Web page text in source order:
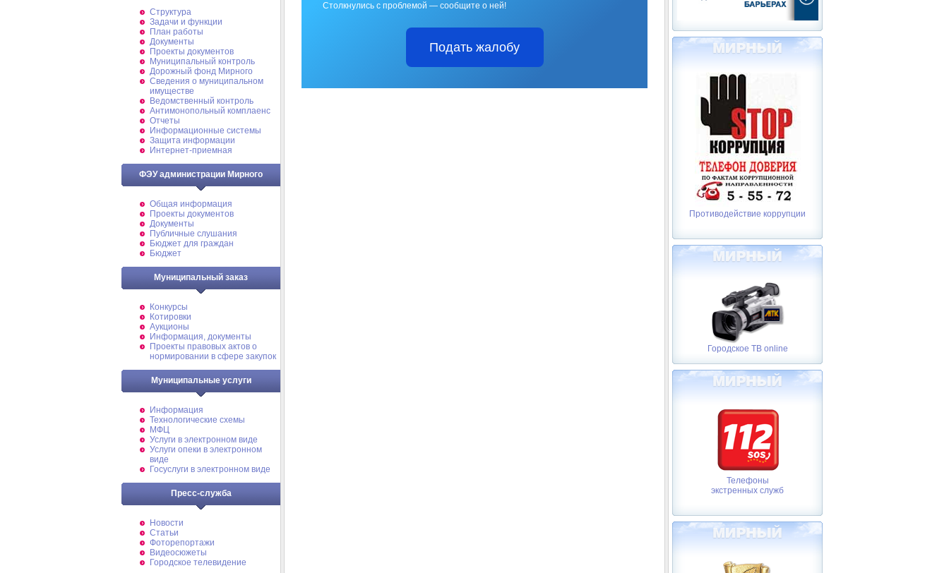
Структура
Задачи и функции
План работы
Документы
Проекты документов
Муниципальный контроль
Дорожный фонд Мирного
Cведения о муниципальном
имуществе
Ведомственный контроль
Антимонопольный комплаенс
Отчеты
Информационные системы
Защита информации
Интернет-приемная
ФЭУ администрации Мирного
Общая информация
Проекты документов
Документы
Публичные слушания
Бюджет для граждан
Бюджет
Муниципальный заказ
Конкурсы
Котировки
Аукционы
Информация, документы
Проекты правовых актов о
нормировании в сфере закупок
Муниципальные услуги
Информация
Технологические схемы
МФЦ
Услуги в электронном виде
Услуги опеки в электронном
виде
Госуслуги в электронном виде
Пресс-служба
Новости
Статьи
Фоторепортажи
Видеосюжеты
Городское телевидение
Столкнулись с проблемой — сообщите о ней!
Подать жалобу
Противодействие коррупции
Городское ТВ online
Телефоны
экстренных служб